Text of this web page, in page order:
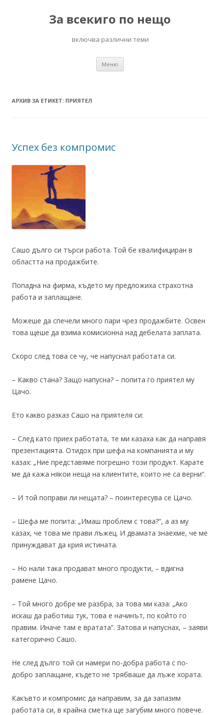
За всекиго по нещо
включва различни теми
Меню
АРХИВ ЗА ЕТИКЕТ: ПРИЯТЕЛ
Успех без компромис
Сашо дълго си търси работа. Той бе квалифициран в
областта на продажбите.
Попадна на фирма, където му предложиха страхотна
работа и заплащане.
Можеше да спечели много пари чрез продажбите. Освен
това щеше да взима комисионна над дебелата заплата.
Скоро след това се чу, че напуснал работата си.
– Какво стана? Защо напусна? – попита го приятел му
Цачо.
Ето какво разказ Сашо на приятеля си:
– След като приех работата, те ми казаха как да направя
презентацията. Отидох при шефа на компанията и му
казах: „Ние представяме погрешно този продукт. Карате
ме да кажа някои неща на клиентите, които не са верни“.
– И той поправи ли нещата? – поинтересува се Цачо.
– Шефа ме попита: „Имаш проблем с това?“, а аз му
казах, че това ме прави лъжец. И двамата знаехме, че ме
принуждават да крия истината.
– Но нали така продават много продукти, – вдигна
рамене Цачо.
– Той много добре ме разбра, за това ми каза: „Ако
искаш да работиш тук, това е начинът, по който го
правим. Иначе там е вратата”. Затова и напуснах, – заяви
категорично Сашо.
Не след дълго той си намери по-добра работа с по-
добро заплащане, където не трябваше да лъже хората.
Какъвто и компромис да направим, за да запазим
работата си, в крайна сметка ще загубим много повече.